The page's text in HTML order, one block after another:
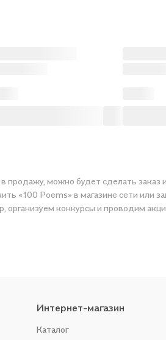
продажу, можно будет сделать
«100 Poems» в магазине сети или
конкурсы и проводим
Интернет-магазин
Каталог